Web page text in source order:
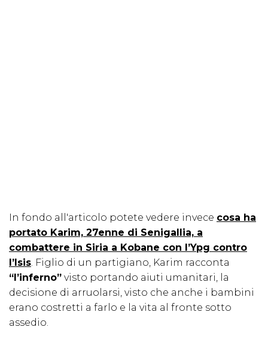
In fondo all'articolo potete vedere invece cosa ha
portato Karim, 27enne di Senigallia, a
combattere in Siria a Kobane con l’Ypg contro
l’Isis. Figlio di un partigiano, Karim racconta
“l’inferno” visto portando aiuti umanitari, la
decisione di arruolarsi, visto che anche i bambini
erano costretti a farlo e la vita al fronte sotto
assedio.